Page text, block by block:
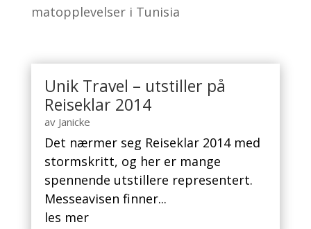
matopplevelser i Tunisia
Unik Travel – utstiller på
Reiseklar 2014
av Janicke
Det nærmer seg Reiseklar 2014 med
stormskritt, og her er mange
spennende utstillere representert.
Messeavisen finner...
les mer